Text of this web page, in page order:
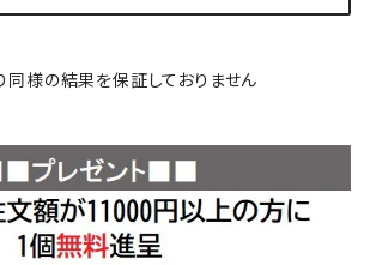
様の結果を保証しておりません